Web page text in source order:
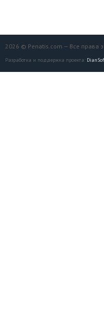
2026 © Penatis.com — Все права
Разработка и поддержка проекта: